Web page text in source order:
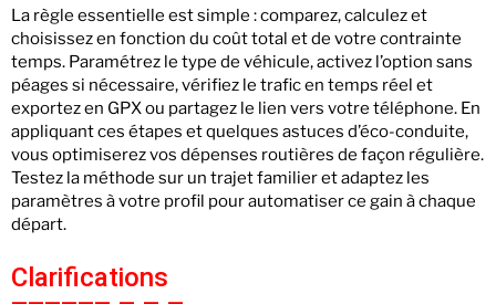
La règle essentielle est simple : comparez, calculez et
choisissez en fonction du coût total et de votre contrainte
temps. Paramétrez le type de véhicule, activez l’option sans
péages si nécessaire, vérifiez le trafic en temps réel et
exportez en GPX ou partagez le lien vers votre téléphone. En
appliquant ces étapes et quelques astuces d’éco-conduite,
vous optimiserez vos dépenses routières de façon régulière.
Testez la méthode sur un trajet familier et adaptez les
paramètres à votre profil pour automatiser ce gain à chaque
départ.
Clarifications